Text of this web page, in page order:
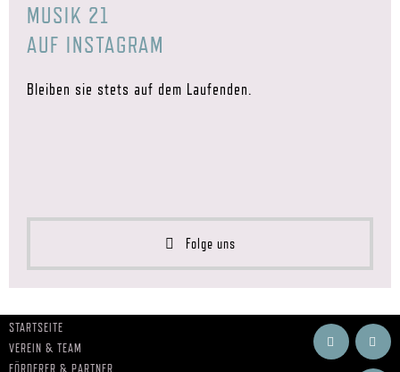
MUSIK 21
AUF INSTAGRAM
Bleiben sie stets auf dem Laufenden.
Folge uns
STARTSEITE
VEREIN & TEAM
FÖRDERER & PARTNER